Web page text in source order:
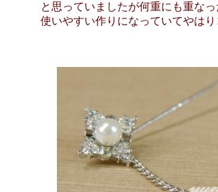
と思っていましたが何重にも重な
使いやすい作りになっていてやはり